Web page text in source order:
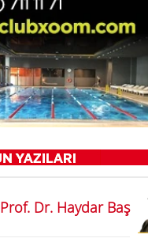
Prof. Dr. Haydar Baş